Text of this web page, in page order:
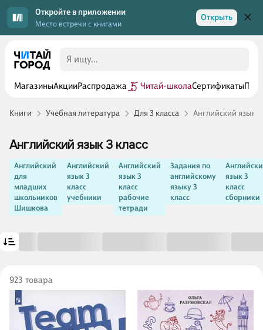
Откройте в приложении
Место встречи с книгами
Открыть
МагазиныАкцииРаспродажа Читай-школаСертификаты
Книги Учебная литература Для 3 класса Английский язык 3
Английский язык 3 класс
Английский
для
младших
школьников
Шишкова
Английский
язык 3
класс
учебники
Английский
язык 3
класс
рабочие
тетради
Задания по
английскому
языку 3
класс
язык 3
класс
сборники
923 товара